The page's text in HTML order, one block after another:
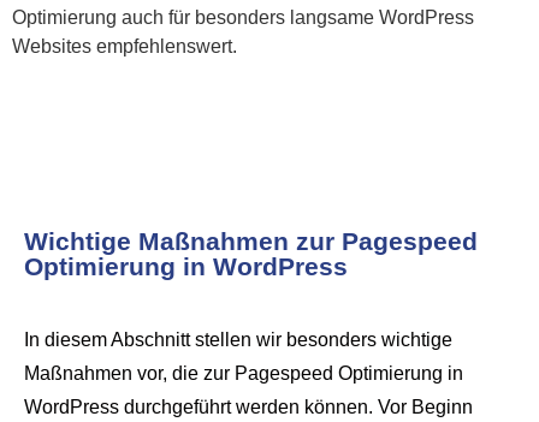
Optimierung auch für besonders langsame WordPress
Websites empfehlenswert.
Wichtige Maßnahmen zur Pagespeed
Optimierung in WordPress
In diesem Abschnitt stellen wir besonders wichtige
Maßnahmen vor, die zur Pagespeed Optimierung in
WordPress durchgeführt werden können. Vor Beginn